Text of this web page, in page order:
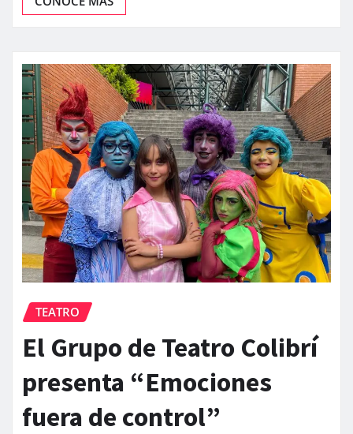
TEATRO
El Grupo de Teatro Colibrí
presenta “Emociones
fuera de control”